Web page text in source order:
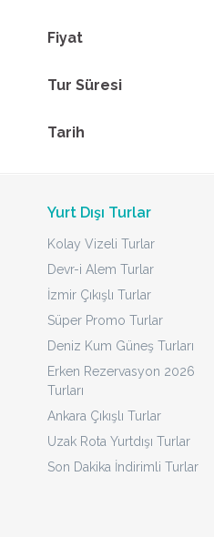
Fiyat
Tur Süresi
Tarih
Yurt Dışı Turlar
Kolay Vizeli Turlar
Devr-i Alem Turlar
İzmir Çıkışlı Turlar
Süper Promo Turlar
Deniz Kum Güneş Turları
Erken Rezervasyon 2026
Turları
Ankara Çıkışlı Turlar
Uzak Rota Yurtdışı Turlar
Son Dakika İndirimli Turlar